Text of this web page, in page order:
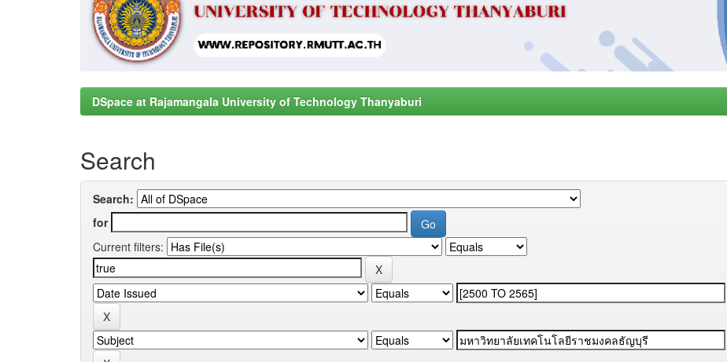
DSpace at Rajamangala University of Technology Thanyaburi
Search
Search:
for
Current filters: